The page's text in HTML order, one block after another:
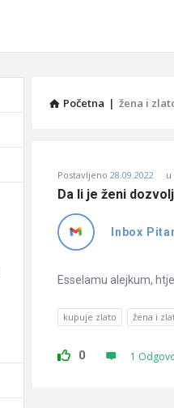
Početna | žena i
Učene
Latest
Pitanja
Postavljeno 28.09.2022 u
Da li je ženi
Inbox
Esselamu alejkum,
kupuje zlato žena i
0 1